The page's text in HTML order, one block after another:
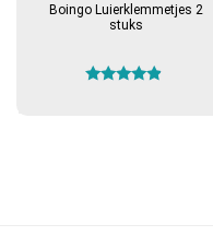
Boingo Luierklemmetjes 2
stuks